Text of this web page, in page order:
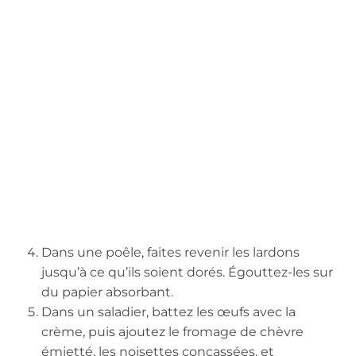
Dans une poêle, faites revenir les lardons
jusqu’à ce qu’ils soient dorés. Égouttez-les sur
du papier absorbant.
Dans un saladier, battez les œufs avec la
crème, puis ajoutez le fromage de chèvre
émietté, les noisettes concassées, et